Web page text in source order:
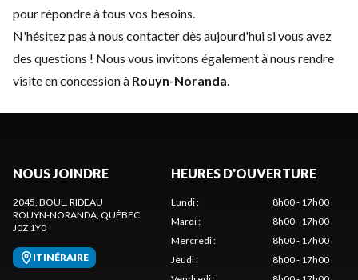
pour répondre à tous vos besoins.
N'hésitez pas ànous contacterdès aujourd'hui si vous avez
des questions ! Nous vous invitons également à nous rendre
visite en concession à Rouyn-Noranda.
NOUS JOINDRE
2045, BOUL. RIDEAU
ROUYN-NORANDA, QUÉBEC
J0Z 1Y0
ITINÉRAIRE
HEURES D'OUVERTURE
Lundi:
8h00 - 17h00
Mardi:
8h00 - 17h00
Mercredi:
8h00 - 17h00
Jeudi:
8h00 - 17h00